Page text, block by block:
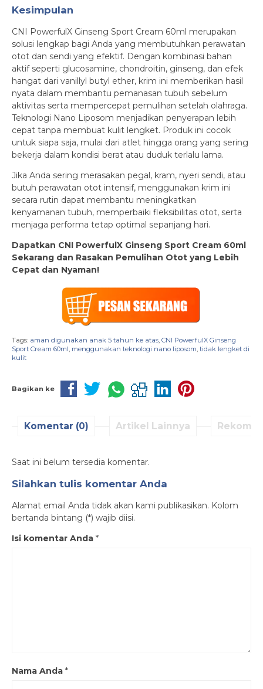
Kesimpulan
CNI PowerfulX Ginseng Sport Cream 60ml merupakan
solusi lengkap bagi Anda yang membutuhkan perawatan
otot dan sendi yang efektif. Dengan kombinasi bahan
aktif seperti glucosamine, chondroitin, ginseng, dan efek
hangat dari vanillyl butyl ether, krim ini memberikan hasil
nyata dalam membantu pemanasan tubuh sebelum
aktivitas serta mempercepat pemulihan setelah olahraga.
Teknologi Nano Liposom menjadikan penyerapan lebih
cepat tanpa membuat kulit lengket. Produk ini cocok
untuk siapa saja, mulai dari atlet hingga orang yang sering
bekerja dalam kondisi berat atau duduk terlalu lama.
Jika Anda sering merasakan pegal, kram, nyeri sendi, atau
butuh perawatan otot intensif, menggunakan krim ini
secara rutin dapat membantu meningkatkan
kenyamanan tubuh, memperbaiki fleksibilitas otot, serta
menjaga performa tetap optimal sepanjang hari.
Dapatkan CNI PowerfulX Ginseng Sport Cream 60ml
Sekarang dan Rasakan Pemulihan Otot yang Lebih
Cepat dan Nyaman!
Tags: aman digunakan anak 5 tahun ke atas CNI PowerfulX Ginseng
Sport Cream 60ml menggunakan teknologi nano liposom tidak lengket di
kulit
Bagikan ke
Komentar (0) Artikel Lainnya
Saat ini belum tersedia komentar.
Silahkan tulis komentar Anda
Alamat email Anda tidak akan kami publikasikan. Kolom
bertanda bintang (*) wajib diisi.
Isi komentar Anda *
Nama Anda *